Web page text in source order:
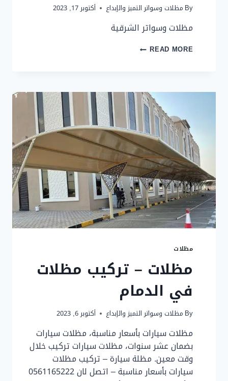
By مظلات وسواتر التميز والإبداع أكتوبر 17, 2023
مظلات وسواتر الشرقية
READ MOREمظلة
سيارات
بأسعار
مناسبة
–
اتصل
لان
0561165222
مظلات
مظلات – تركيب مظلات
في الدمام
By مظلات وسواتر التميز والإبداع أكتوبر 6, 2023
مظلات سيارات بأسعار مناسبة، مظلات سيارات
بضمان عشر سنوات، مظلات سيارات تركيب خلال
وقت معين. مظلة سيارة – تركيب مظلات
سيارات بأسعار مناسبة – اتصل لان 0561165222